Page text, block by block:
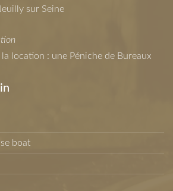
sur Seine
la location : une Péniche de Bureaux
boat